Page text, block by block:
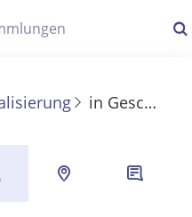
Ihrer letzten Suche, samt
in Geschichte des deutschen Buchhandels vom Beginn der Fremdherrschaft bis zur Reform des Börsenvereins im neuen Deutschen Reiche